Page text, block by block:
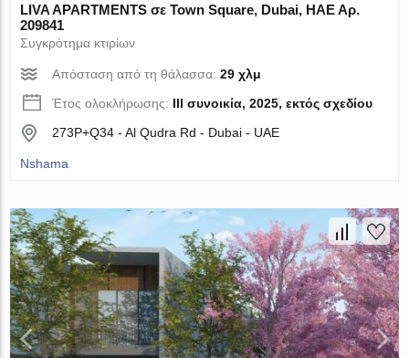
LIVA APARTMENTS σε Town Square, Dubai, ΗΑΕ Αρ.
209841
Συγκρότημα κτιρίων
Απόσταση από τη θάλασσα:29 χλμ
Έτος ολοκλήρωσης: III συνοικία, 2025, εκτός σχεδίου
273P+Q34 - Al Qudra Rd - Dubai - UAE
Nshama